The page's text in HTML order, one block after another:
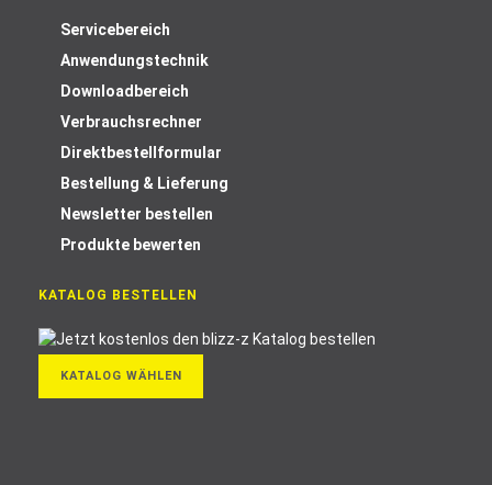
Servicebereich
Anwendungstechnik
Downloadbereich
Verbrauchsrechner
Direktbestellformular
Bestellung & Lieferung
Newsletter bestellen
Produkte bewerten
KATALOG BESTELLEN
KATALOG WÄHLEN